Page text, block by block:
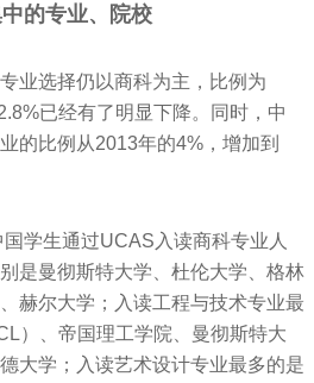
的专业、院校
业选择仍以商科为主，比例为
已经有了明显下降。同时，中
的比例从2013年的4%，增加到
学生通过UCAS入读商科专业人
是曼彻斯特大学、杜伦大学、格林
赫尔大学；入读工程与技术专业最
）、帝国理工学院、曼彻斯特大
大学；入读艺术设计专业最多的是